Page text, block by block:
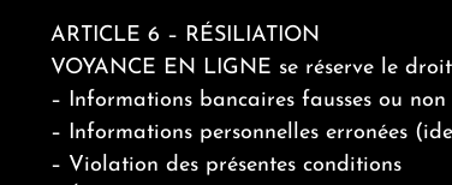
ARTICLE 6 – RÉSILIATION
VOYANCE EN LIGNE se réserve le
– Informations bancaires fausses ou
– Informations personnelles erronées
– Violation des présentes conditions